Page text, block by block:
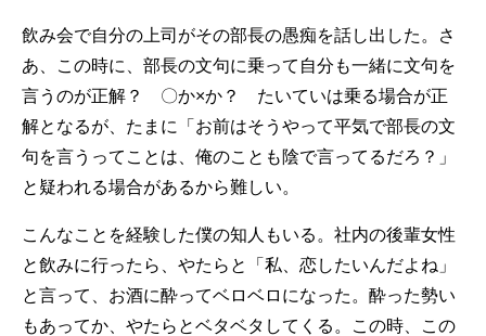
飲み会で自分の上司がその部長の愚痴を話し出した。さ
あ、この時に、部長の文句に乗って自分も一緒に文句を
言うのが正解？ 〇か×か？ たいていは乗る場合が正
解となるが、たまに「お前はそうやって平気で部長の文
句を言うってことは、俺のことも陰で言ってるだろ？」
と疑われる場合があるから難しい。
こんなことを経験した僕の知人もいる。社内の後輩女性
と飲みに行ったら、やたらと「私、恋したいんだよね」
と言って、お酒に酔ってベロベロになった。酔った勢い
もあってか、やたらとベタベタしてくる。この時、この